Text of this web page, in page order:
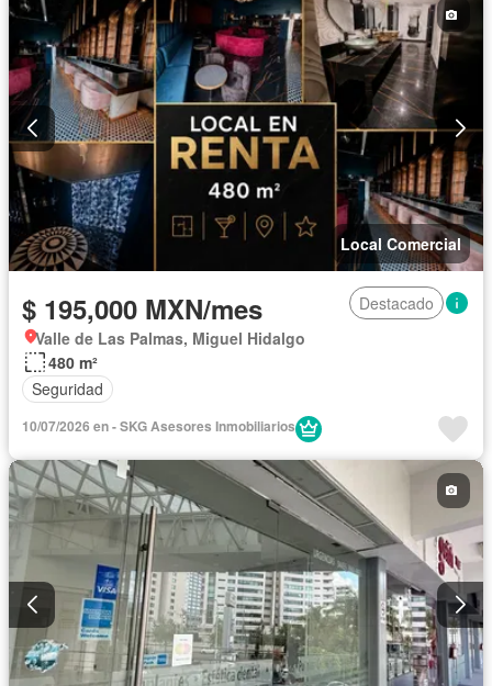
Local Comercial
$ 195,000 MXN/mes
Destacado
Valle de Las Palmas, Miguel Hidalgo
480 m²
Seguridad
10/07/2026 en - SKG Asesores Inmobiliarios